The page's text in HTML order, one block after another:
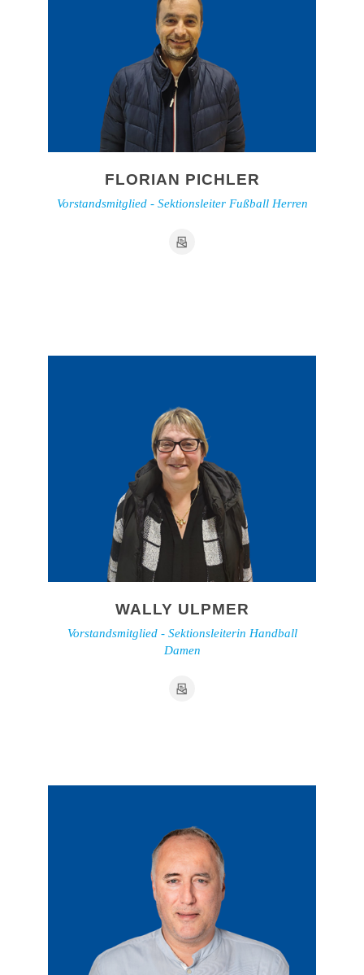
FLORIAN PICHLER
Vorstandsmitglied - Sektionsleiter Fußball Herren
WALLY ULPMER
Vorstandsmitglied - Sektionsleiterin Handball
Damen